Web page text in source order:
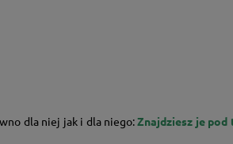
dla niej jak i dla niego:Znajdziesz je